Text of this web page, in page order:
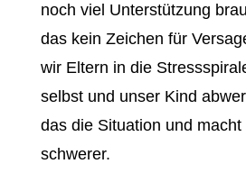
noch viel Unterstützung
das kein Zeichen für
wir Eltern in die
selbst und unser Kind
das die Situation und
schwerer.